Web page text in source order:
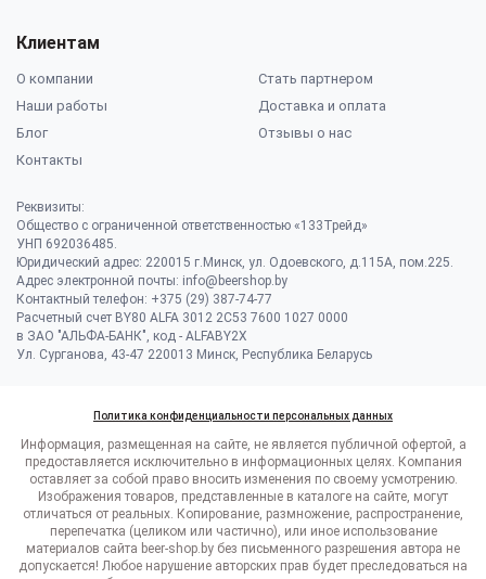
Клиентам
О компании
Стать партнером
Наши работы
Доставка и оплата
Блог
Отзывы о нас
Контакты
Реквизиты:
Общество с ограниченной ответственностью «133Трейд»
УНП 692036485​.
Юридический адрес: 220015 г.Минск, ул. Одоевского, д.115А, пом.225.
Адрес электронной почты: info@beershop.by
Контактный телефон: +375 (29) 387-74-77
Расчетный счет BY80 ALFA 3012 2C53 7600 1027 0000
в ЗАО "АЛЬФА-БАНК", код - ALFABY2X
Ул. Сурганова, 43-47 220013 Минск, Республика Беларусь
Политика конфиденциальности персональных данных
Информация, размещенная на сайте, не является публичной офертой, а
предоставляется исключительно в информационных целях. Компания
оставляет за собой право вносить изменения по своему усмотрению.
Изображения товаров, представленные в каталоге на сайте, могут
отличаться от реальных. Копирование, размножение, распространение,
перепечатка (целиком или частично), или иное использование
материалов сайта beer-shop.by без письменного разрешения автора не
допускается! Любое нарушение авторских прав будет преследоваться на